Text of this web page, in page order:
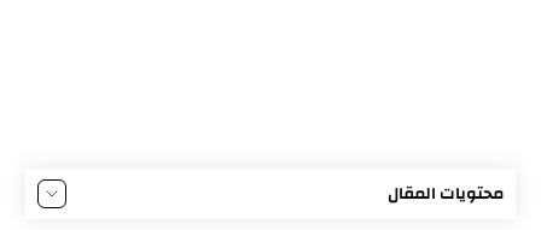
محتويات المقال